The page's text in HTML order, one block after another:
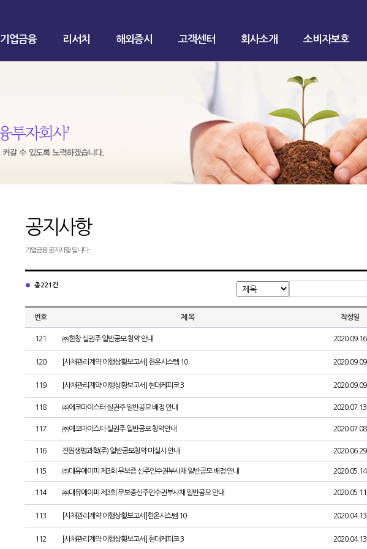
기업금융 리서치 해외증시 고객센터 회사소개 소비자보호
공지사항
기업금융 공지사항 입니다.
총 221건
번호 제 목 작성일
121 ㈜한창 실권주 일반공모 청약 안내 2020.09.16
120 [사채관리계약 이행상황보고서] 한온시스템 10 2020.09.09
119 [사채관리계약 이행상황보고서] 현대케피코 3 2020.09.09
118 ㈜에코마이스터 실권주 일반공모 배정 안내 2020.07.13
117 ㈜에코마이스터 실권주 일반공모 청약안내 2020.07.08
116 진원생명과학(주) 일반공모청약 미실시 안내 2020.06.29
115 ㈜대유에이피 제3회 무보증 신주인수권부사채 일반공모 배정 안내 2020.05.14
114 ㈜대유에이피 제3회 무보증신주인수권부사채 일반공모 안내 2020.05.11
113 [사채관리계약 이행상황보고서]한온시스템 10 2020.04.13
112 [사채관리계약 이행상황보고서] 현대케피코 3 2020.04.13